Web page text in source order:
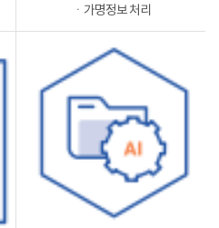
ㆍ가명정보 처리